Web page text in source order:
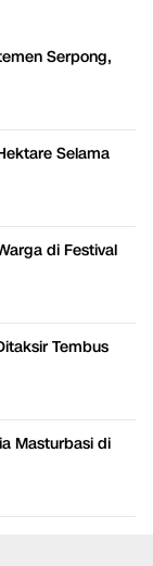
Serpong,
Selama
di Festival
Tembus
Masturbasi di